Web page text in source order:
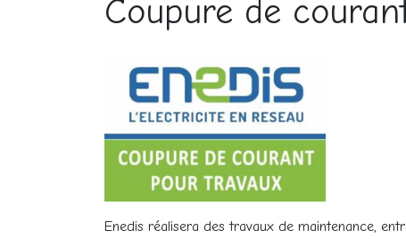
Coupure de
Enedis réalisera des travaux de maintenance,